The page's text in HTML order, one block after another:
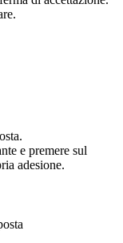
e premere sul
adesione.